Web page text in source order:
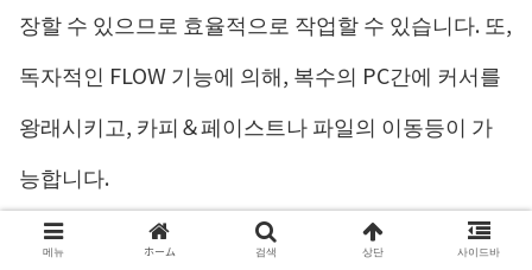
장할 수 있으므로 효율적으로 작업할 수 있습니다. 또,
독자적인 FLOW 기능에 의해, 복수의 PC간에 커서를
왕래시키고, 카피＆페이스트나 파일의 이동등이 가
능합니다.
메뉴 ホーム 검색 상단 사이드바